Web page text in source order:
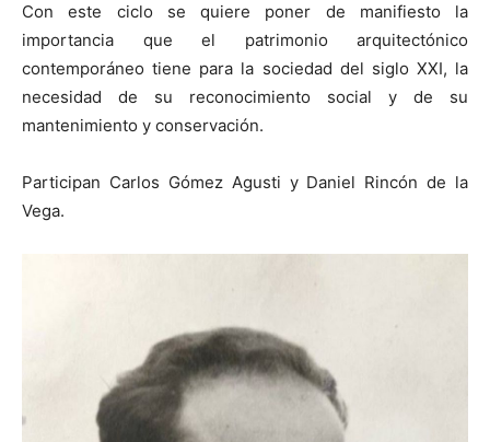
Con este ciclo se quiere poner de manifiesto la
importancia que el patrimonio arquitectónico
contemporáneo tiene para la sociedad del siglo XXI, la
necesidad de su reconocimiento social y de su
mantenimiento y conservación.
Participan Carlos Gómez Agusti y Daniel Rincón de la
Vega.